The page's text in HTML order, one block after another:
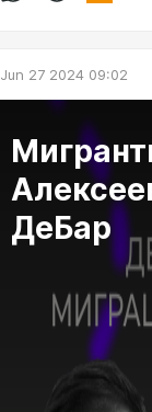
Jun 27 2024 09:02
ДеБар